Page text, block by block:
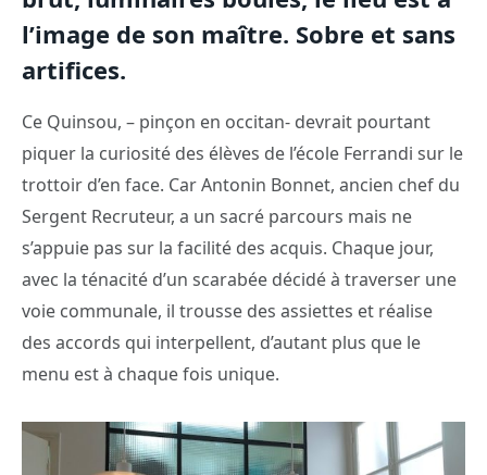
l’image de son maître. Sobre et sans
artifices.
Ce Quinsou, – pinçon en occitan- devrait pourtant
piquer la curiosité des élèves de l’école Ferrandi sur le
trottoir d’en face. Car Antonin Bonnet, ancien chef du
Sergent Recruteur, a un sacré parcours mais ne
s’appuie pas sur la facilité des acquis. Chaque jour,
avec la ténacité d’un scarabée décidé à traverser une
voie communale, il trousse des assiettes et réalise
des accords qui interpellent, d’autant plus que le
menu est à chaque fois unique.